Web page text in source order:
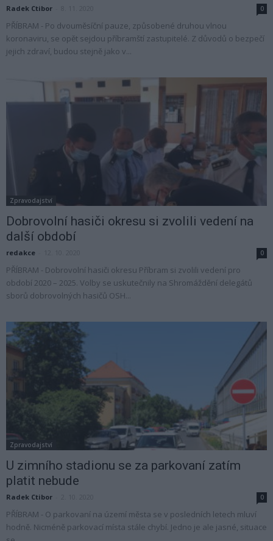
Radek Ctibor 0
PŘÍBRAM - Po dvouměsíční pauze, způsobené druhou vlnou
koronaviru, se opět sejdou příbramští zastupitelé. Z důvodů o bezpečí
jejich zdraví, budou stejně jako v...
Zpravodajství
Dobrovolní hasiči okresu si zvolili vedení na
další období
redakce 0
PŘÍBRAM - Dobrovolní hasiči okresu Příbram si zvolili vedení pro
období 2020 – 2025. Volby se uskutečnily na Shromáždění delegátů
sborů dobrovolných hasičů OSH...
Zpravodajství
U zimního stadionu se za parkovaní zatím
platit nebude
Radek Ctibor 0
PŘÍBRAM - O parkovaní na území města se v posledních letech mluví
hodně. Nicméně parkovací místa stále chybí. Jedno je ale jasné, situace